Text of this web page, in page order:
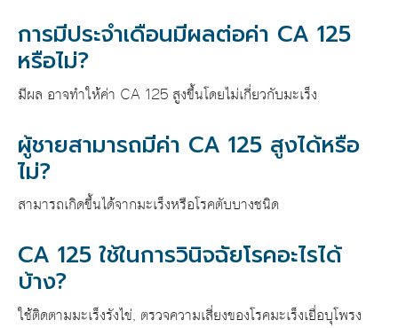
การมีประจำเดือนมีผลต่อค่า CA 125
หรือไม่?
มีผล อาจทำให้ค่า CA 125 สูงขึ้นโดยไม่เกี่ยวกับมะเร็ง
ผู้ชายสามารถมีค่า CA 125 สูงได้หรือ
ไม่?
สามารถเกิดขึ้นได้จากมะเร็งหรือโรคตับบางชนิด
CA 125 ใช้ในการวินิจฉัยโรคอะไรได้
บ้าง?
ใช้ติดตามมะเร็งรังไข่, ตรวจความเสี่ยงของโรคมะเร็งเยื่อบุโพรง